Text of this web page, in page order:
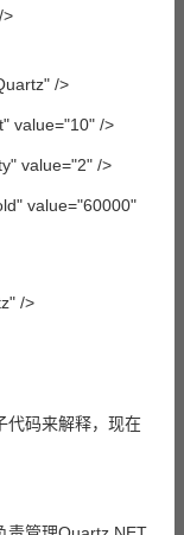
>
/>
value="10" />
value="2" />
value="60000"
/>
代码来解释，现在